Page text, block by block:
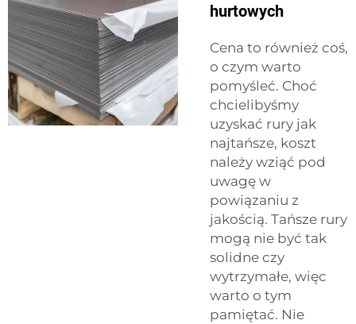
hurtowych
Cena to również coś,
o czym warto
pomyśleć. Choć
chcielibyśmy
uzyskać rury jak
najtańsze, koszt
należy wziąć pod
uwagę w
powiązaniu z
jakością. Tańsze rury
mogą nie być tak
solidne czy
wytrzymałe, więc
warto o tym
pamiętać. Nie